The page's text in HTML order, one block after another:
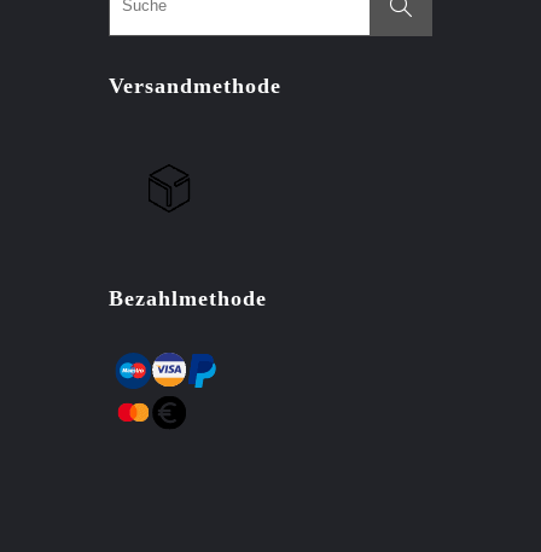
Versandmethode
Bezahlmethode